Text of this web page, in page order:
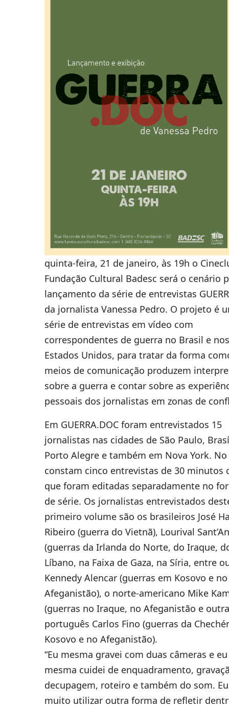
quinta-feira, 21 de janeiro, às 19h o
Fundação Cultural Badesc será o cenário
lançamento da série de entrevistas
da jornalista Vanessa Pedro. O projeto é
série de entrevistas em vídeo com
correspondentes de guerra no Brasil e nos
Estados Unidos, para tratar da forma
meios de comunicação produzem
sobre a guerra e contar sobre as
pessoais dos jornalistas em zonas de
Em GUERRA.DOC foram entrevistados 15
jornalistas nas cidades de São Paulo,
Porto Alegre e também em Nova York. No
constam cinco entrevistas de 30 minutos
que foram editadas separadamente no
de série. Os jornalistas entrevistados
primeiro volume são os brasileiros José
Ribeiro (guerra do Vietnã), Lourival
(guerras da Irlanda do Norte, do Iraque,
Líbano, na Faixa de Gaza, na Síria, entre
Kennedy Alencar (guerras em Kosovo e no
Afeganistão), o norte-americano Mike
(guerras no Iraque, no Afeganistão e
português Carlos Fino (guerras da
Kosovo e no Afeganistão).
“Eu mesma gravei com duas câmeras e eu
mesma cuidei de enquadramento,
decupagem, roteiro e também do som.
muito utilizar outra forma de refletir